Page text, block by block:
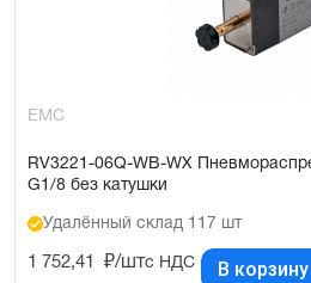
EMC
RV3221-06Q-WB-WX
G1/8 без катушки
Удалённый склад 117 шт
1 752,41 ₽/штс НДС В корзину